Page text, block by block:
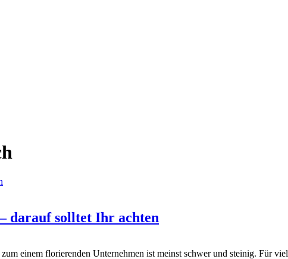
darauf solltet Ihr achten
einem florierenden Unternehmen ist meinst schwer und steinig. Für